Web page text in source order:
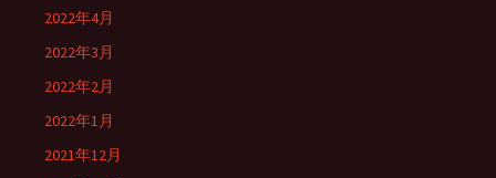
2022年4月
2022年3月
2022年2月
2022年1月
2021年12月